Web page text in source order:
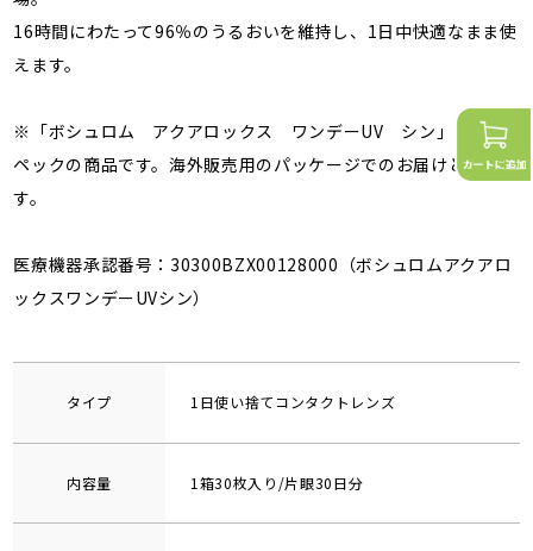
16時間にわたって96％のうるおいを維持し、1日中快適なまま使
えます。
※「ボシュロム アクアロックス ワンデーUV シン」と同ス
ペックの商品です。海外販売用のパッケージでのお届けとなりま
す。
医療機器承認番号：30300BZX00128000（ボシュロムアクアロ
ックスワンデーUVシン）
タイプ 1日使い捨てコンタクトレンズ
内容量 1箱30枚入り/片眼30日分